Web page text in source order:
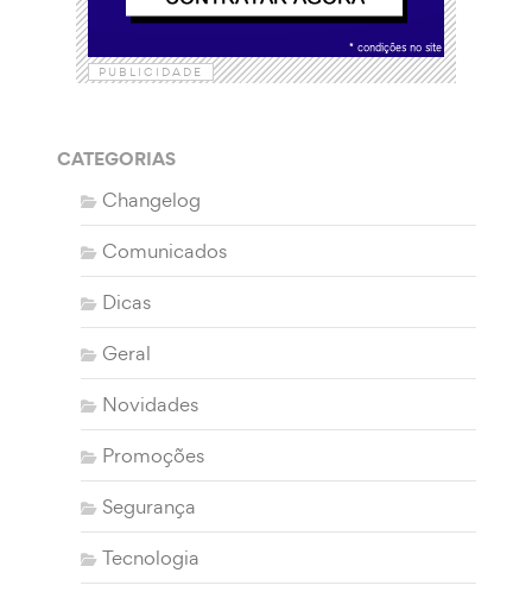
PUBLICIDADE
CATEGORIAS
Changelog
Comunicados
Dicas
Geral
Novidades
Promoções
Segurança
Tecnologia